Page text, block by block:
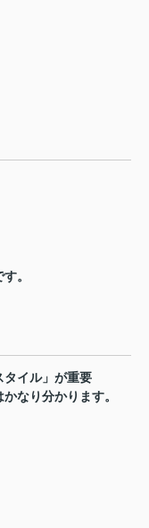
。
タイル」が重要
なり分かります。